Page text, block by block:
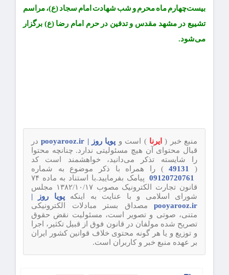
بیست‌چهارم ماه محرم و شب شهادت امام سجاد (ع)، مراسم
تشییع در مشهد مقدس و تدفین در حرم امام‌ رضا (ع) برگزار
می‌شود.
منبع خبر ( ایرنا ) است و پویا روز | pooyarooz.ir
در
قبال محتوای آن هیچ مسئولیتی ندارد. چنانچه محتوا
را شایسته تذکر می‌دانید، خواهشمند است کد
(
49131
) را همراه با ذکر موضوع به شماره
پیامک بفرمایید.با استناد به ماده ۷۴
قانون تجارت الکترونیک مصوب ۱۳۸۲/۱۰/۱۷ مجلس
شورای اسلامی و با عنایت به اینکهپویا روز |
pooyarooz.ir مصداق بستر مبادلات الکترونیکی
متنی، صوتی و تصویر است، مسئولیت نقض حقوق
تصریح شده مولفان در قانون فوق از قبیل تکثیر، اجرا
و توزیع و یا هر گونه محتوی خلاف قوانین کشور ایران
بر عهده منبع خبر و کاربران است.